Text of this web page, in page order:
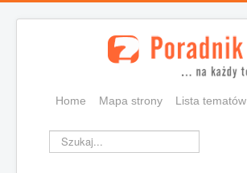
Home Mapa strony Lista tematów
Szukaj...